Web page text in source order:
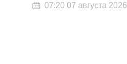
07:20 07 августа 2026